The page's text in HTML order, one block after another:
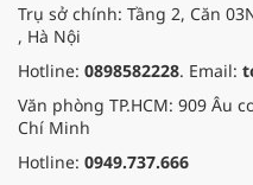
Trụ sở chính: Tầng 2, Căn
, Hà Nội
Hotline: 0898582228. Email:
Văn phòng TP.HCM: 909 Âu
Chí Minh
Hotline: 0949.737.666